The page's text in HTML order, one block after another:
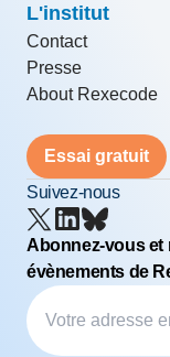
L'institut
Contact
Presse
About Rexecode
Essai gratuit
Suivez-nous
Abonnez-vous et
évènements de